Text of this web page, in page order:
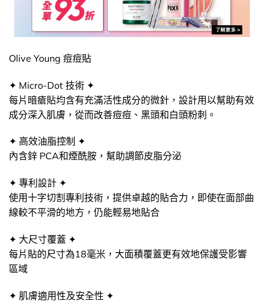
Olive Young 痘痘貼
✦ Micro-Dot 技術 ✦
每片暗瘡貼均含有充滿活性成分的微針，設計用以幫助有效
成分深入肌膚，從而改善痘痘、黑頭和白頭粉刺。
✦ 高效油脂控制 ✦
內含鋅 PCA和煙酰胺，幫助調節皮脂分泌
✦ 專利設計 ✦
使用十字切割專利技術，提供卓越的貼合力，即使在面部曲
線較不平滑的地方，仍能輕易地貼合
✦ 大尺寸覆蓋 ✦
每片貼的尺寸為18毫米，大面積覆蓋更有效地保護受影響
區域
✦ 肌膚適用性及安全性 ✦